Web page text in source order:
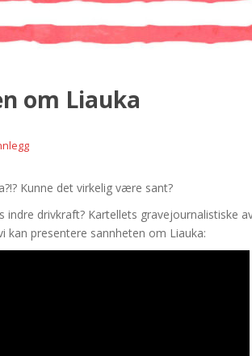
om Liauka
Kunne det virkelig være sant?
drivkraft? Kartellets gravejournalistiske
kan presentere sannheten om Liauka: